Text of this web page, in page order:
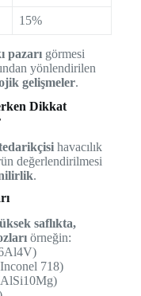
15%
pazarıgörmesi
yönlendirilen
gelişmeler.
Dikkat
havacılık
değerlendirilmesi
.
saflıkta,
örneğin:
718)